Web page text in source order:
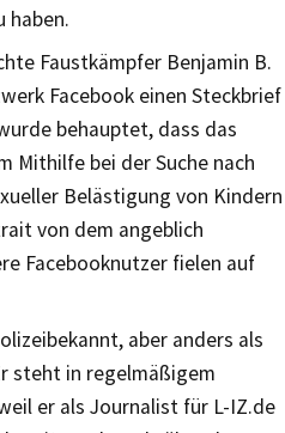
haben.
Faustkämpfer Benjamin B.
Facebook einen Steckbrief
behauptet, dass das
Mithilfe bei der Suche nach
Belästigung von Kindern
von dem angeblich
Facebooknutzer fielen auf
aber anders als
steht in regelmäßigem
er als Journalist für L-IZ.de